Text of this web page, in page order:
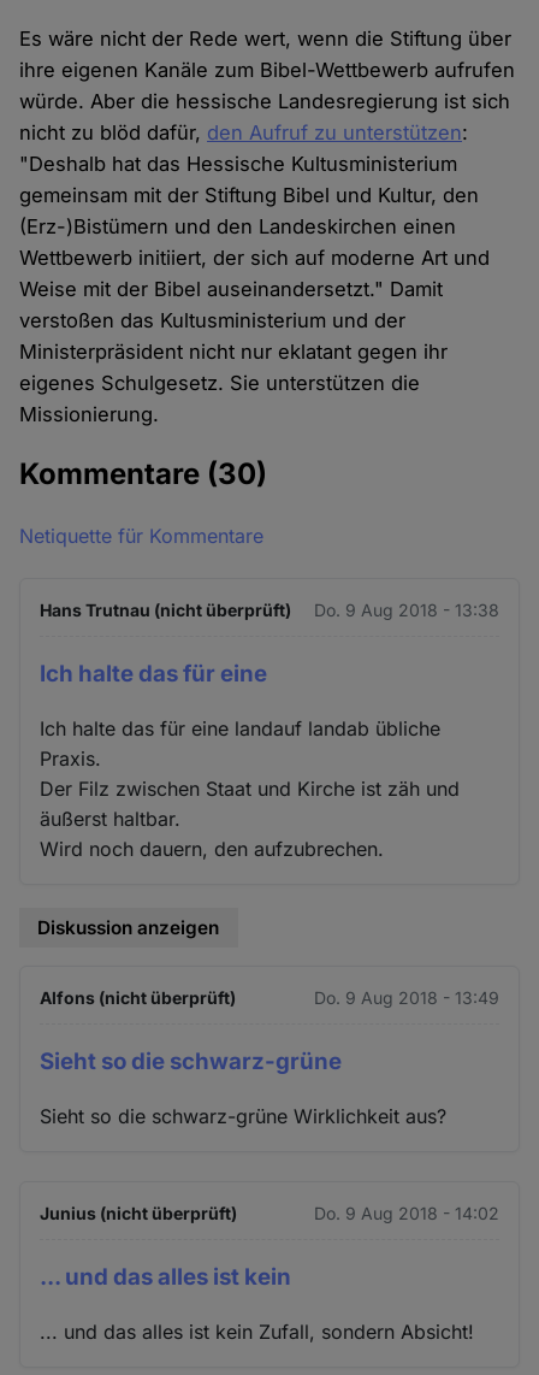
Es wäre nicht der Rede wert, wenn die Stiftung über
ihre eigenen Kanäle zum Bibel-Wettbewerb aufrufen
würde. Aber die hessische Landesregierung ist sich
nicht zu blöd dafür, den Aufruf zu unterstützen:
"Deshalb hat das Hessische Kultusministerium
gemeinsam mit der Stiftung Bibel und Kultur, den
(Erz-)Bistümern und den Landeskirchen einen
Wettbewerb initiiert, der sich auf moderne Art und
Weise mit der Bibel auseinandersetzt." Damit
verstoßen das Kultusministerium und der
Ministerpräsident nicht nur eklatant gegen ihr
eigenes Schulgesetz. Sie unterstützen die
Missionierung.
Kommentare (30)
Netiquette für Kommentare
Hans Trutnau (nicht überprüft) Do. 9 Aug 2018 - 13:38
Ich halte das für eine
Ich halte das für eine landauf landab übliche
Praxis.
Der Filz zwischen Staat und Kirche ist zäh und
äußerst haltbar.
Wird noch dauern, den aufzubrechen.
Diskussion anzeigen
Alfons (nicht überprüft) Do. 9 Aug 2018 - 13:49
Sieht so die schwarz-grüne
Sieht so die schwarz-grüne Wirklichkeit aus?
Junius (nicht überprüft) Do. 9 Aug 2018 - 14:02
... und das alles ist kein
... und das alles ist kein Zufall, sondern Absicht!